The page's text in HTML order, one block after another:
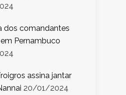
dos comandantes
Pernambuco
assina jantar
20/01/2024